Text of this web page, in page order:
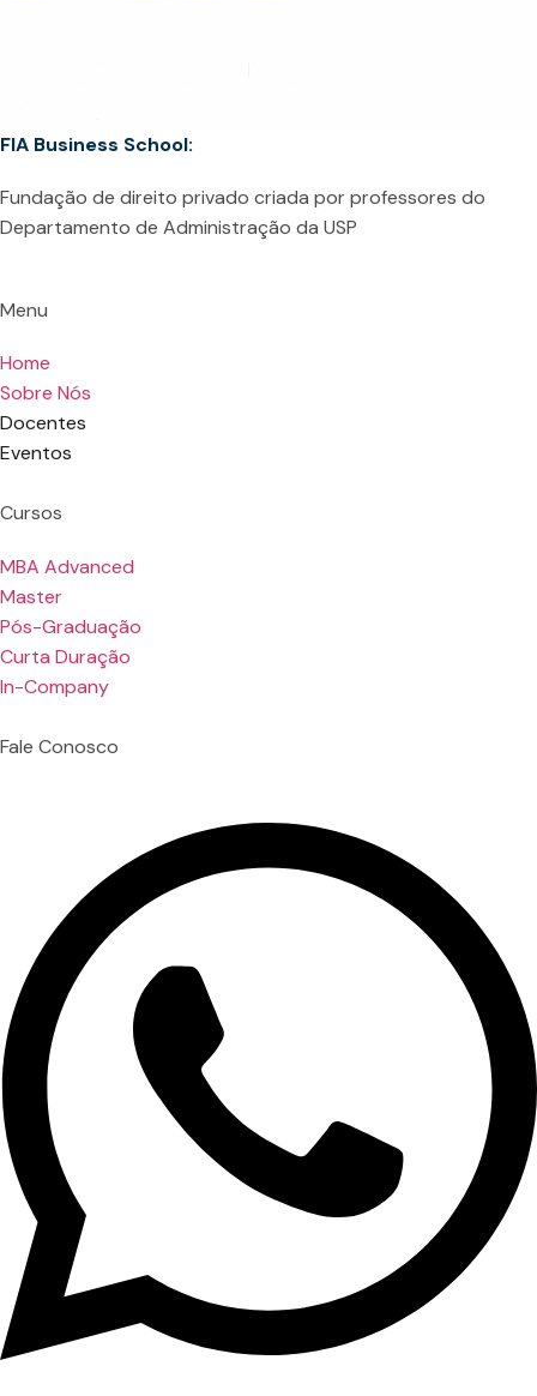
FIA Business School:
Fundação de direito privado criada por professores do
Departamento de Administração da USP
Menu
Home
Sobre Nós
Docentes
Eventos
Cursos
MBA Advanced
Master
Pós-Graduação
Curta Duração
In-Company
Fale Conosco